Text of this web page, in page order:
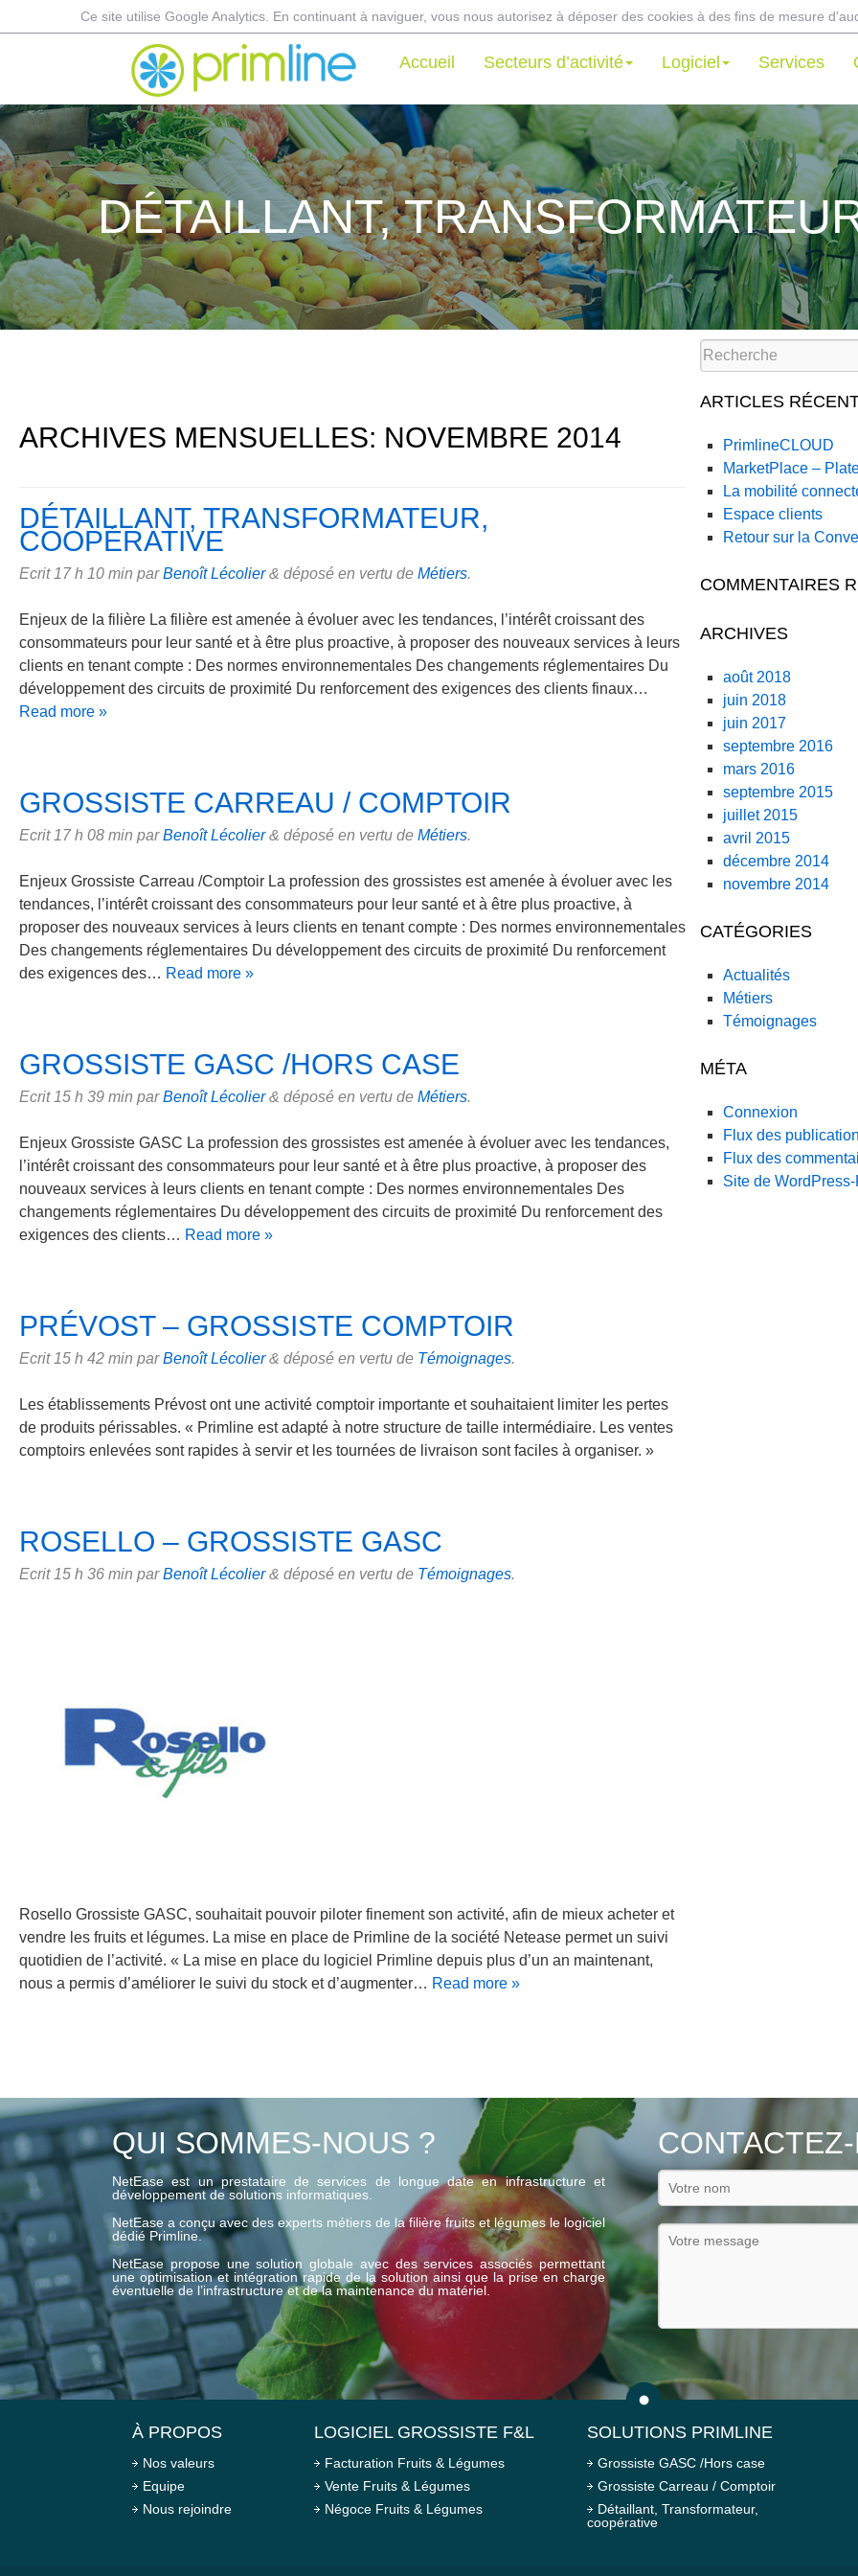
Ce site utilise Google Analytics. En continuant à naviguer, vous nous autorisez à déposer des cookies à des fins de mesure
Accueil Secteurs d’activité Logiciel Services
DÉTAILLANT,
COOPÉRATIVE
ARCHIVES MENSUELLES: NOVEMBRE 2014
DÉTAILLANT, TRANSFORMATEUR,
COOPÉRATIVE
Ecrit 17 h 10 min parBenoît Lécolier & déposé en vertu de Métiers.
Enjeux de la filière La filière est amenée à évoluer avec les tendances, l’intérêt croissant des
consommateurs pour leur santé et à être plus proactive, à proposer des nouveaux services à leurs
clients en tenant compte : Des normes environnementales Des changements réglementaires Du
développement des circuits de proximité Du renforcement des exigences des clients finaux…
Read more »
GROSSISTE CARREAU / COMPTOIR
Ecrit 17 h 08 min parBenoît Lécolier & déposé en vertu de Métiers.
Enjeux Grossiste Carreau /Comptoir La profession des grossistes est amenée à évoluer avec les
tendances, l’intérêt croissant des consommateurs pour leur santé et à être plus proactive, à
proposer des nouveaux services à leurs clients en tenant compte : Des normes environnementales
Des changements réglementaires Du développement des circuits de proximité Du renforcement
des exigences des… Read more »
GROSSISTE GASC /HORS CASE
Ecrit 15 h 39 min parBenoît Lécolier & déposé en vertu de Métiers.
Enjeux Grossiste GASC La profession des grossistes est amenée à évoluer avec les tendances,
l’intérêt croissant des consommateurs pour leur santé et à être plus proactive, à proposer des
nouveaux services à leurs clients en tenant compte : Des normes environnementales Des
changements réglementaires Du développement des circuits de proximité Du renforcement des
exigences des clients… Read more »
PRÉVOST – GROSSISTE COMPTOIR
Ecrit 15 h 42 min parBenoît Lécolier & déposé en vertu de Témoignages.
Les établissements Prévost ont une activité comptoir importante et souhaitaient limiter les pertes
de produits périssables. « Primline est adapté à notre structure de taille intermédiaire. Les ventes
comptoirs enlevées sont rapides à servir et les tournées de livraison sont faciles à organiser. »
ROSELLO – GROSSISTE GASC
Ecrit 15 h 36 min parBenoît Lécolier & déposé en vertu de Témoignages.
Rosello Grossiste GASC, souhaitait pouvoir piloter finement son activité, afin de mieux acheter et
vendre les fruits et légumes. La mise en place de Primline de la société Netease permet un suivi
quotidien de l’activité. « La mise en place du logiciel Primline depuis plus d’un an maintenant,
nous a permis d’améliorer le suivi du stock et d’augmenter… Read more »
ARTICLES
PrimlineCLOUD
MarketPlace –
La mobilité
Espace clients
Retour sur la
COMMENTAIRES
ARCHIVES
août 2018
juin 2018
juin 2017
septembre 2016
mars 2016
septembre 2015
juillet 2015
avril 2015
décembre 2014
novembre 2014
CATÉGORIES
Actualités
Métiers
Témoignages
MÉTA
Connexion
Flux des
Flux des
Site de WordPress-
QUI SOMMES-NOUS ?
NetEase est un prestataire de services de longue date en infrastructure et
développement de solutions informatiques.
NetEase a conçu avec des experts métiers de la filière fruits et légumes le logiciel
dédié Primline.
NetEase propose une solution globale avec des services associés permettant
une optimisation et intégration rapide de la solution ainsi que la prise en charge
éventuelle de l’infrastructure et de la maintenance du matériel.
À PROPOS
Nos valeurs
Equipe
Nous rejoindre
LOGICIEL GROSSISTE F&L
Facturation Fruits & Légumes
Vente Fruits & Légumes
Négoce Fruits & Légumes
SOLUTIONS PRIMLINE
Grossiste GASC /Hors case
Grossiste Carreau / Comptoir
Détaillant, Transformateur,
coopérative